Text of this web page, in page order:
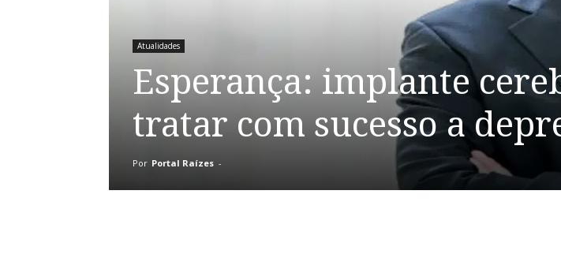
Atualidades
Esperança: implante
tratar com sucesso a
Por Portal Raízes -